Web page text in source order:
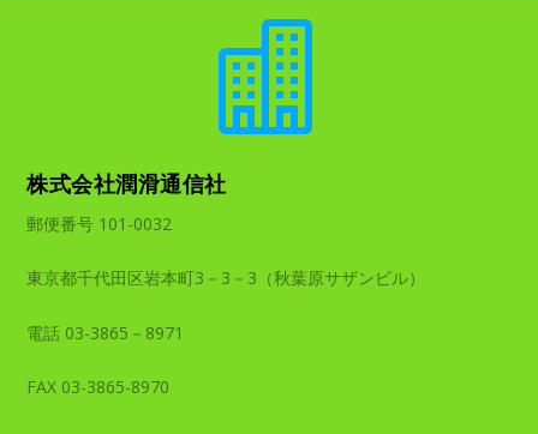

株式会社潤滑通信社
郵便番号 101-0032
東京都千代田区岩本町3－3－3（秋葉原サザンビル）
電話 03-3865－8971
FAX 03-3865-8970